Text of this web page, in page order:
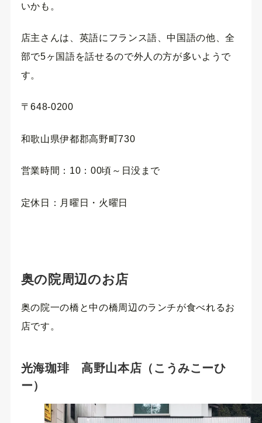
いかも。
店主さんは、英語にフランス語、中国語の他、全
部で5ヶ国語を話せるので外人の方が多いようで
す。
〒648-0200
和歌山県伊都郡高野町730
営業時間：10：00頃～日没まで
定休日：月曜日・火曜日
奥の院周辺のお店
奥の院一の橋と中の橋周辺のランチが食べれるお
店です。
光海珈琲 高野山本店（こうみこーひ
ー）